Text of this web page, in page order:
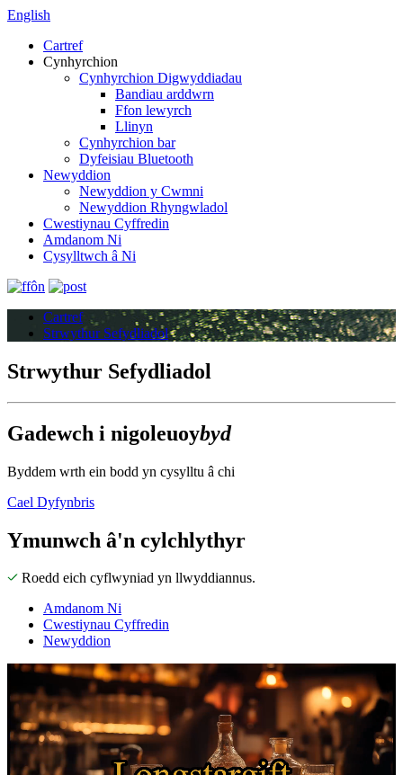
English
Cartref
Cynhyrchion
Cynhyrchion Digwyddiadau
Bandiau arddwrn
Ffon lewyrch
Llinyn
Cynhyrchion bar
Dyfeisiau Bluetooth
Newyddion
Newyddion y Cwmni
Newyddion Rhyngwladol
Cwestiynau Cyffredin
Amdanom Ni
Cysylltwch â Ni
Cartref
Strwythur Sefydliadol
Strwythur Sefydliadol
Gadewch i nigoleuoybyd
Byddem wrth ein bodd yn cysylltu â chi
Cael Dyfynbris
Ymunwch â'n cylchlythyr
Roedd eich cyflwyniad yn llwyddiannus.
Amdanom Ni
Cwestiynau Cyffredin
Newyddion